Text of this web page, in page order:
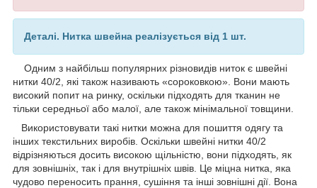
Деталі. Нитка швейна реалізується від 1 шт.
Одним з найбільш популярних різновидів ниток є швейні
нитки 40/2, які також називають «сороковкою». Вони мають
високий попит на ринку, оскільки підходять для тканин не
тільки середньої або малої, але також мінімальної товщини.
Використовувати такі нитки можна для пошиття одягу та
інших текстильних виробів. Оскільки швейні нитки 40/2
відрізняються досить високою щільністю, вони підходять, як
для зовнішніх, так і для внутрішніх швів. Це міцна нитка, яка
чудово переносить прання, сушіння та інші зовнішні дії. Вона